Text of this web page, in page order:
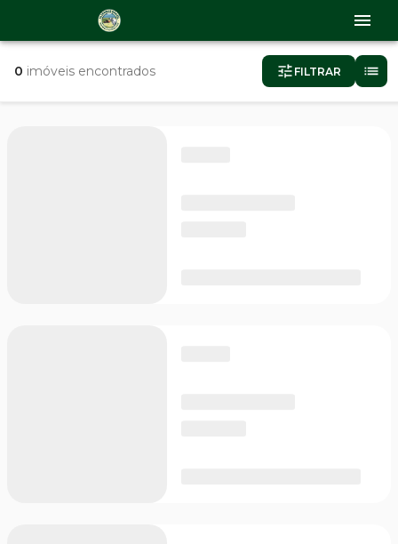
0 imóveis encontrados FILTRAR